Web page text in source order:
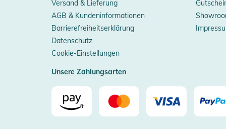
Versand & Lieferung
AGB & Kundeninformationen
Barrierefreiheitserklärung
Datenschutz
Cookie-Einstellungen
Unsere Zahlungsarten